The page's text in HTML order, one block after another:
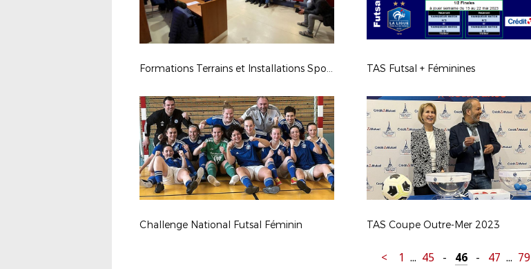
Formations Terrains et Installations Sportives TAS Futsal + Féminines
Challenge National Futsal Féminin TAS Coupe Outre-Mer 2023
< 1 ... 45 - 46 - 47 ... 79